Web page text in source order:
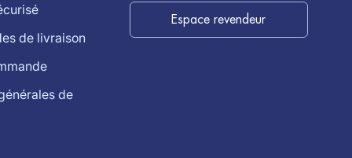
de livraison
de
Espace revendeur